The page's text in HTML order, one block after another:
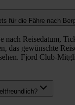
für die Fähre nach
nach Reisedatum,
das gewünschte
Fjord Club-